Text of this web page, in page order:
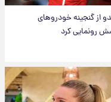
از گنجینه خودروهای
رونمایی کرد